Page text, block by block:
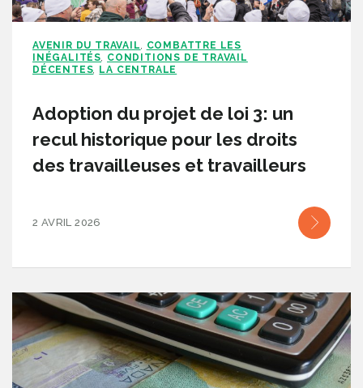
AVENIR DU TRAVAIL
COMBATTRE LES
INÉGALITÉS
CONDITIONS DE TRAVAIL
DÉCENTES LA CENTRALE
Adoption du projet de loi 3: un
recul historique pour les droits
des travailleuses et travailleurs
2 AVRIL 2026